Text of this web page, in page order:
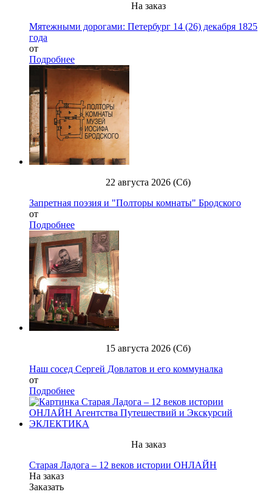
На заказ
Мятежными дорогами: Петербург 14 (26) декабря 1825
года
от
Подробнее
22 августа 2026 (Сб)
Запретная поэзия и "Полторы комнаты" Бродского
от
Подробнее
15 августа 2026 (Сб)
Наш сосед Сергей Довлатов и его коммуналка
от
Подробнее
На заказ
Старая Ладога – 12 веков истории ОНЛАЙН
На заказ
Заказать